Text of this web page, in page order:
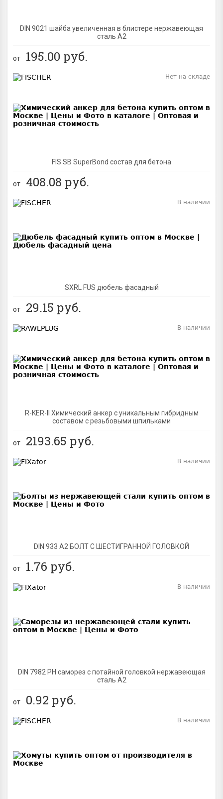
DIN 9021 шайба увеличенная в блистере нержавеющая
сталь A2
от 195.00 руб.
FIS SB SuperBond состав для бетона
Нет на складе
от 408.08 руб.
SXRL FUS дюбель фасадный
В наличии
от 29.15 руб.
R-KER-II Химический анкер с уникальным гибридным
составом с резьбовыми шпильками
В наличии
от 2193.65 руб.
DIN 933 А2 БОЛТ С ШЕСТИГРАННОЙ ГОЛОВКОЙ
В наличии
от 1.76 руб.
DIN 7982 PH саморез с потайной головкой нержавеющая
сталь A2
В наличии
от 0.92 руб.
В наличии